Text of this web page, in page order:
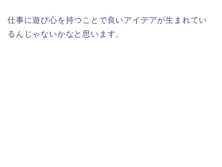
仕事に遊び心を持つことで良いアイデアが生まれてい
るんじゃないかなと思います。